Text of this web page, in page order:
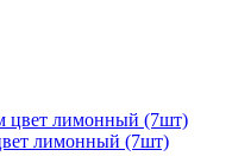
лимонный (7шт)